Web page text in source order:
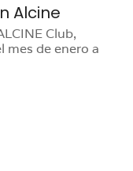
Alcine
Club,
mes de enero a